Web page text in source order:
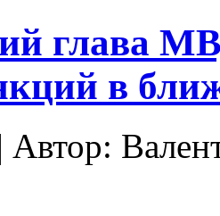
глава
в
| Автор: